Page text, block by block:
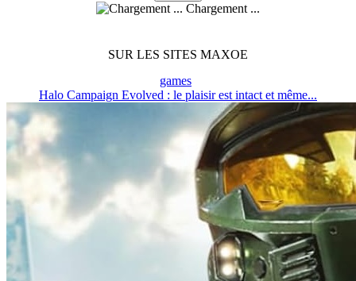
Chargement ...
SUR LES SITES MAXOE
games
Halo Campaign Evolved : le plaisir est intact et même...